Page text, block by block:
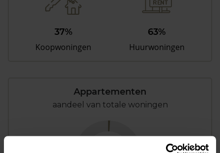
37%
Koopwoningen
63%
Huurwoningen
Appartementen
aandeel van totale woningen